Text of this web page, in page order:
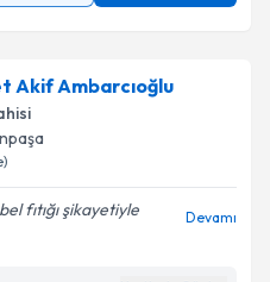
Akif Ambarcıoğlu
fıtığı şikayetiyle
Devamı